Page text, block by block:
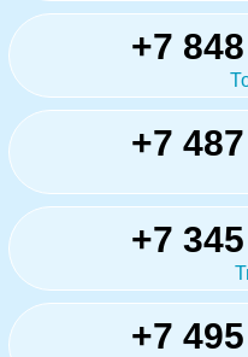
+7
+7
+7
+7